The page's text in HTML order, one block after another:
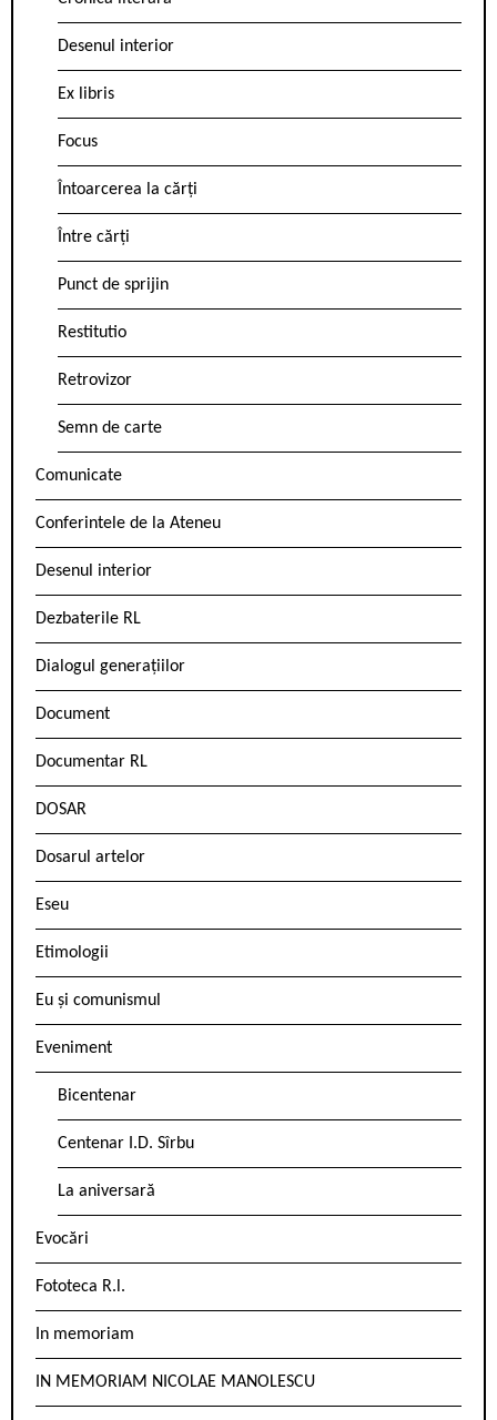
Desenul interior
Ex libris
Focus
Întoarcerea la cărți
Între cărți
Punct de sprijin
Restitutio
Retrovizor
Semn de carte
Comunicate
Conferintele de la Ateneu
Desenul interior
Dezbaterile RL
Dialogul generațiilor
Document
Documentar RL
DOSAR
Dosarul artelor
Eseu
Etimologii
Eu și comunismul
Eveniment
Bicentenar
Centenar I.D. Sîrbu
La aniversară
Evocări
Fototeca R.l.
In memoriam
IN MEMORIAM NICOLAE MANOLESCU